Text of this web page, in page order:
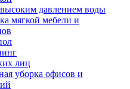
давлением воды
мягкой мебели и
лиц
уборка офисов и